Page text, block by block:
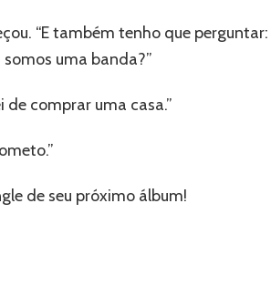
“E também tenho que perguntar:
uma banda?”
de comprar uma casa.”
de seu próximo álbum!